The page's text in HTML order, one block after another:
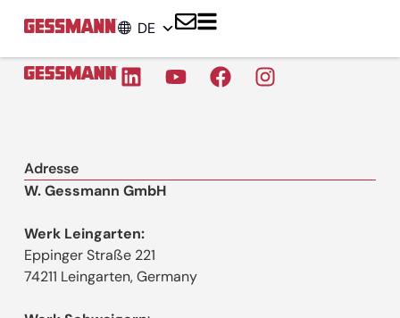
DE
Adresse
W. Gessmann GmbH
Werk Leingarten:
Eppinger Straße 221
74211 Leingarten, Germany